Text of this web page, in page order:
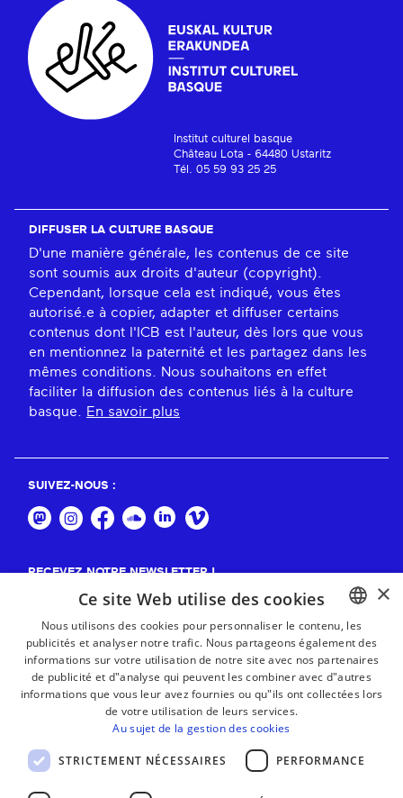
Institut culturel basque
Château Lota - 64480 Ustaritz
Tél. 05 59 93 25 25
DIFFUSER LA CULTURE BASQUE
D'une manière générale, les contenus de ce site
sont soumis aux droits d'auteur (copyright).
Cependant, lorsque cela est indiqué, vous êtes
autorisé.e à copier, adapter et diffuser certains
contenus dont l'ICB est l'auteur, dès lors que vous
en mentionnez la paternité et les partagez dans les
mêmes conditions. Nous souhaitons en effet
faciliter la diffusion des contenus liés à la culture
basque.
En savoir plus
SUIVEZ-NOUS :
RECEVEZ NOTRE NEWSLETTER !
BASQUE
FRENCH
×
Ce site Web utilise des cookies
Nous utilisons des cookies pour personnaliser le contenu, les
publicités et analyser notre trafic. Nous partageons également des
informations sur votre utilisation de notre site avec nos partenaires
de publicité et d"analyse qui peuvent les combiner avec d"autres
informations que vous leur avez fournies ou qu"ils ont collectées lors
de votre utilisation de leurs services.
Au sujet de la gestion des cookies
STRICTEMENT NÉCESSAIRES PERFORMANCE